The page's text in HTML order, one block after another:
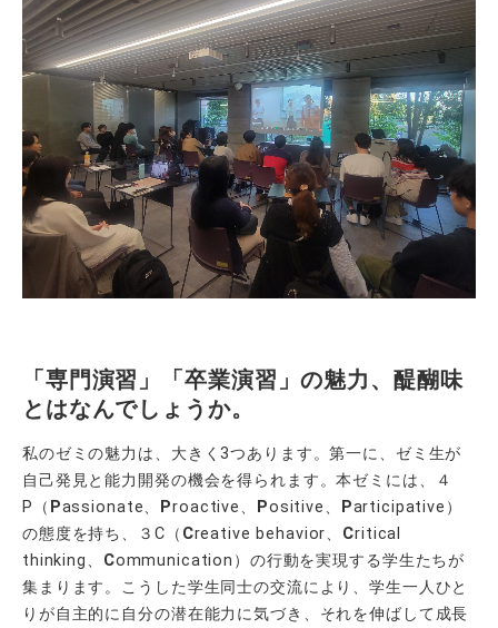
「専門演習」「卒業演習」の魅力、醍醐味
とはなんでしょうか。
私のゼミの魅力は、大きく3つあります。第一に、ゼミ生が
自己発見と能力開発の機会を得られます。本ゼミには、４
P（ Passionate、 Proactive、 Positive、 Participative）
の態度を持ち、３C（ Creative behavior、 Critical
thinking、 Communication）の行動を実現する学生たちが
集まります。こうした学生同士の交流により、学生一人ひと
りが自主的に自分の潜在能力に気づき、それを伸ばして成長